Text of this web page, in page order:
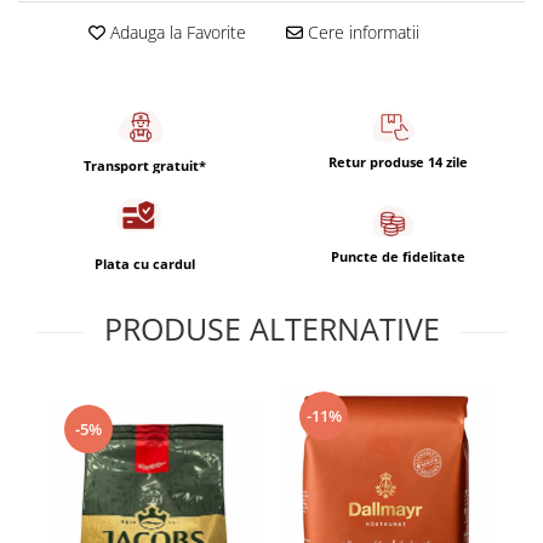
Capsule de Cafea
Cafea macinata
Adauga la Favorite Cere informatii
Transport gratuit* Retur produse 14 zile
Plata cu cardul Puncte de fidelitate
PRODUSE ALTERNATIVE
-5%
-11%